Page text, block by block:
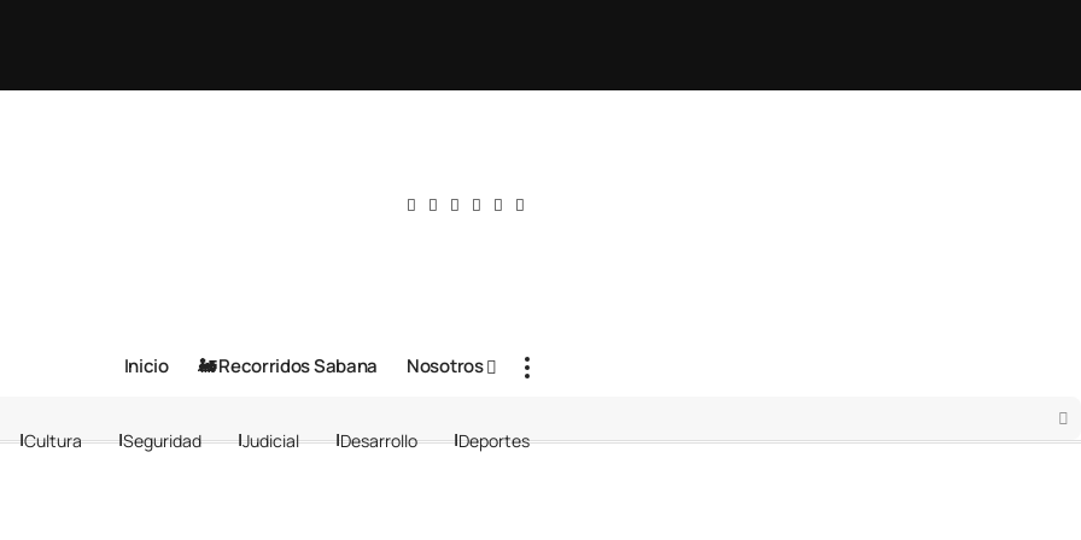
Inicio 🚂 Recorridos Sabana Nosotros
Cultura Seguridad Judicial Desarrollo Deportes